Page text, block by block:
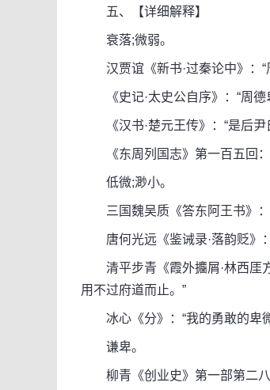
五、【详细解释】
衰落;微弱。
汉贾谊《新书·过秦论中》：“
《史记·太史公自序》：“周德
《汉书·楚元王传》：“是后尹
《东周列国志》第一百五回：“
低微;渺小。
三国魏吴质《答东阿王书》：“
唐何光远《鉴诫录·落韵贬》：
清平步青《霞外攟屑·林西厓方
用不过府道而止。”
冰心《分》：“我的勇敢的卑
谦卑。
柳青《创业史》第一部第二八